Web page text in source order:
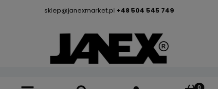
sklep@janexmarket.pl +48 504 545 749